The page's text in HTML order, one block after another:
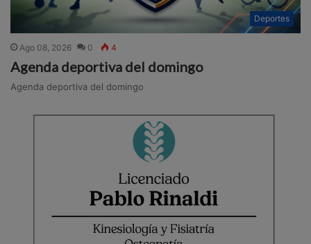
Deportes
Ago 08, 2026 0 4
Agenda deportiva del domingo
Agenda deportiva del domingo